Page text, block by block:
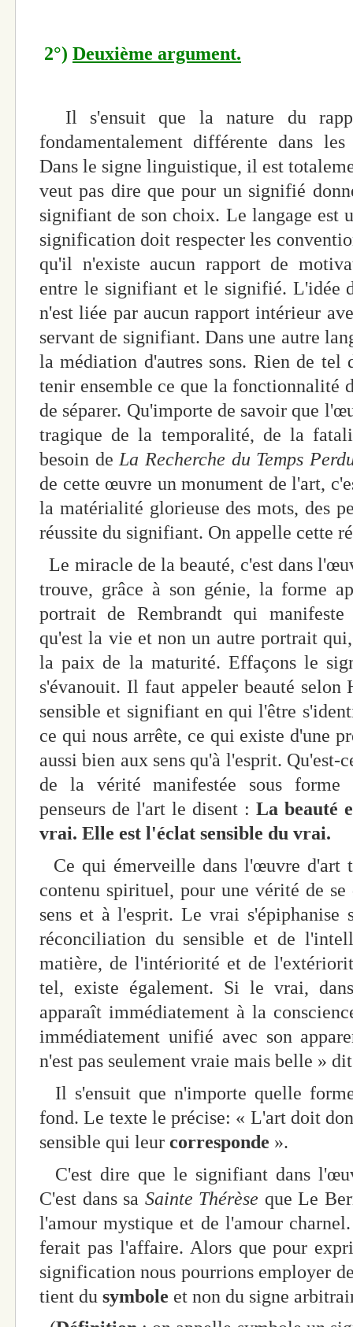
2°) Deuxième argument.
Il s'ensuit que la nature du
fondamentalement différente dans
Dans le signe linguistique, il est
veut pas dire que pour un signifié
signifiant de son choix. Le langage est
signification doit respecter les
qu'il n'existe aucun rapport de
entre le signifiant et le signifié. L'idée
n'est liée par aucun rapport intérieur
servant de signifiant. Dans une autre
la médiation d'autres sons. Rien de
tenir ensemble ce que la fonctionnalité
de séparer. Qu'importe de savoir que
tragique de la temporalité, de la
besoin deLa Recherche du Temps
de cette œuvre un monument de l'art,
la matérialité glorieuse des mots, des
réussite du signifiant. On appelle cette
Le miracle de la beauté, c'est dans
trouve, grâce à son génie, la forme
portrait de Rembrandt qui
qu'est la vie et non un autre portrait
la paix de la maturité. Effaçons le
s'évanouit. Il faut appeler beauté
sensible et signifiant en qui l'être
ce qui nous arrête, ce qui existe d'une
aussi bien aux sens qu'à l'esprit. Qu'est-
de la vérité manifestée sous forme
penseurs de l'art le disent : La beauté
vrai. Elle est l'éclat sensible du vrai.
Ce qui émerveille dans l'œuvre d'art
contenu spirituel, pour une vérité de
sens et à l'esprit. Le vrai s'épiphanise
réconciliation du sensible et de
matière, de l'intériorité et de
tel, existe également. Si le vrai,
apparaît immédiatement à la
immédiatement unifié avec son
n'est pas seulement vraie mais belle »
Il s'ensuit que n'importe quelle
fond. Le texte le précise: « L'art doit
sensible qui leur corresponde ».
C'est dire que le signifiant dans
C'est dans sa Sainte Thérèse que Le
l'amour mystique et de l'amour
ferait pas l'affaire. Alors que pour
signification nous pourrions employer
tient du symbole et non du signe